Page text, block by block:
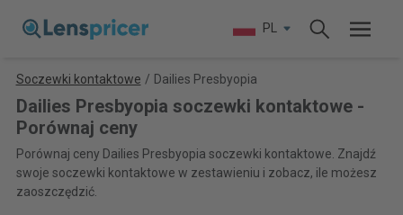
PL
Soczewki kontaktowe / Dailies Presbyopia
Dailies Presbyopia soczewki kontaktowe -
Porównaj ceny
Porównaj ceny Dailies Presbyopia soczewki kontaktowe. Znajdź
swoje soczewki kontaktowe w zestawieniu i zobacz, ile możesz
zaoszczędzić.